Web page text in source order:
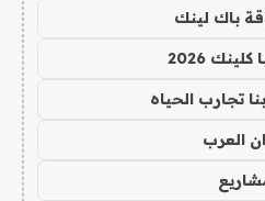
باك لينك
2026
تجارب الحياه
العرب